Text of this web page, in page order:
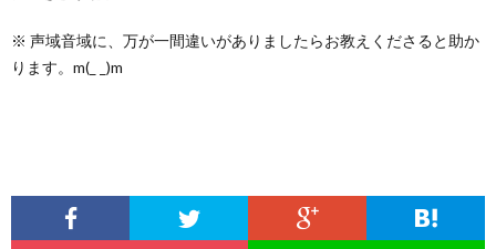
※ 声域音域に、万が一間違いがありましたらお教えくださると助か
ります。m(_ _)m